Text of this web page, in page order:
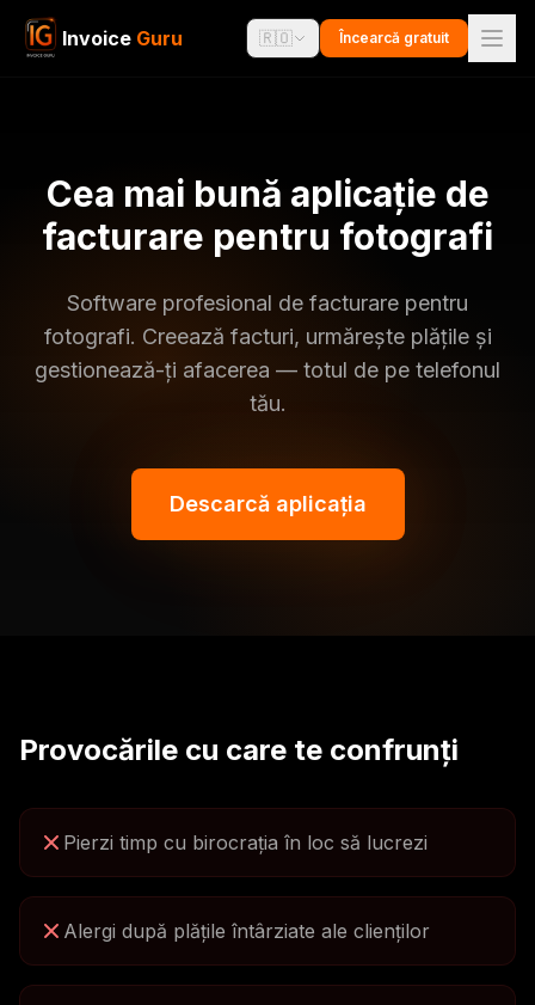
Invoice Guru 🇷🇴 Încearcă gratuit
Cea mai bună aplicație de
facturare pentru fotografi
Software profesional de facturare pentru
fotografi. Creează facturi, urmărește plățile și
gestionează-ți afacerea — totul de pe telefonul
tău.
Descarcă aplicația
Provocările cu care te confrunți
Pierzi timp cu birocrația în loc să lucrezi
Alergi după plățile întârziate ale clienților